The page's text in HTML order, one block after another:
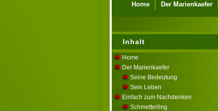
Home Der Marienkaefer
Inhalt
Home
Der Marienkaefer
Seine Bedeutung
Sein Leben
Einfach zum Nachdenken
Schmetterling